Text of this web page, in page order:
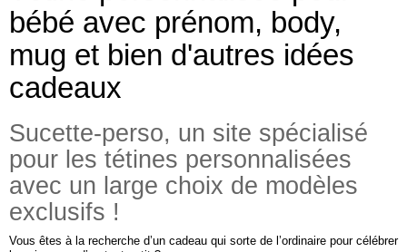
bébé avec prénom, body,
mug et bien d'autres idées
cadeaux
Sucette-perso, un site spécialisé
pour les tétines personnalisées
avec un large choix de modèles
exclusifs !
Vous êtes à la recherche d’un cadeau qui sorte de l’ordinaire pour célébrer